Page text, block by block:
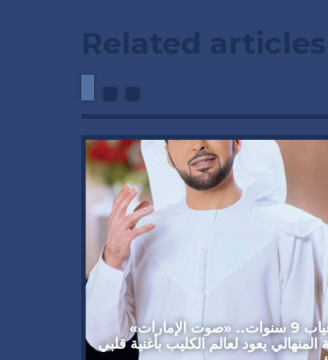
Related articles
بعد غياب 9 سنوات.. «صوت الإمارات»
يعود لعالم الكليب بأغنية قلبي